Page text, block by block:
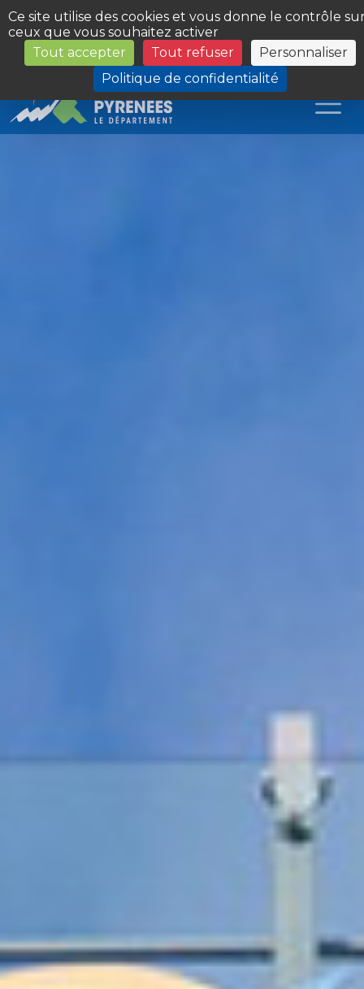
Panneau de gestion des cookies
Ce site utilise des cookies et vous donne le contrôle
ceux que vous souhaitez activer
Tout accepter
Tout refuser
Personnaliser
Politique de confidentialité
Les Sites du Département